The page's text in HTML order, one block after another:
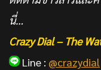
นี่…
Crazy Dial – The
Line : @crazydial